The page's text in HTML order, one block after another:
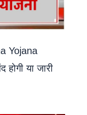
Yojana
या जारी